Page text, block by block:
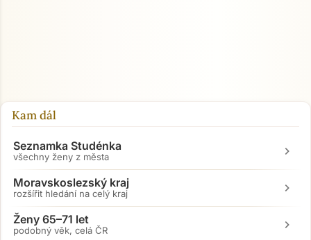
Kam dál
Seznamka Studénka
všechny ženy z města chevron_right
Moravskoslezský kraj
rozšířit hledání na celý kraj chevron_right
Ženy 65–71 let
podobný věk, celá ČR chevron_right